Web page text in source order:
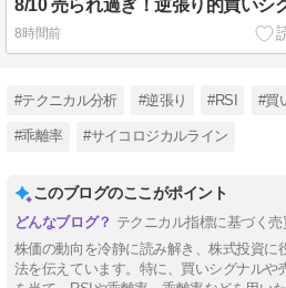
8時間前
#テクニカル分析 #逆張り #RSI #買
#乖離率 #サイコロジカルライン
このブログのここがポイント
テクニカル指標に基づく
株価の動向を冷静に読み解き、株式投資に
法を伝えています。特に、買いシグナルや